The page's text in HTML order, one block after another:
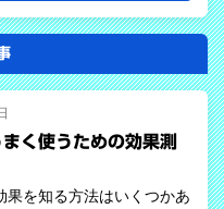
く使うための効果測
を知る方法はいくつかあ